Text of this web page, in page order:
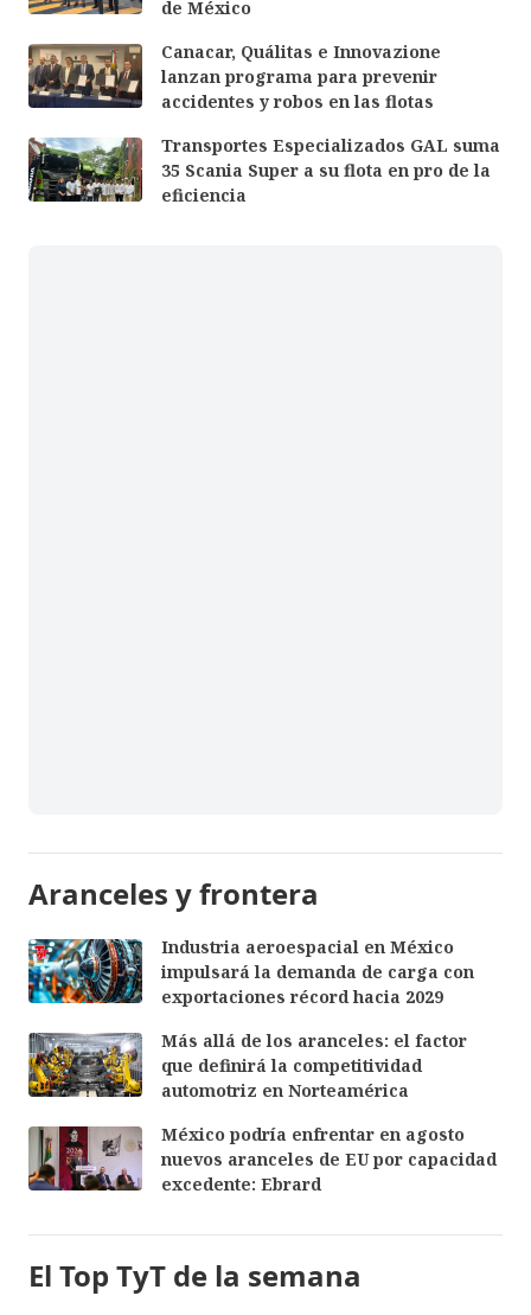
de México
Canacar, Quálitas e Innovazione
lanzan programa para prevenir
accidentes y robos en las flotas
Transportes Especializados GAL suma
35 Scania Super a su flota en pro de la
eficiencia
Aranceles y frontera
Industria aeroespacial en México
impulsará la demanda de carga con
exportaciones récord hacia 2029
Más allá de los aranceles: el factor
que definirá la competitividad
automotriz en Norteamérica
México podría enfrentar en agosto
nuevos aranceles de EU por capacidad
excedente: Ebrard
El Top TyT de la semana